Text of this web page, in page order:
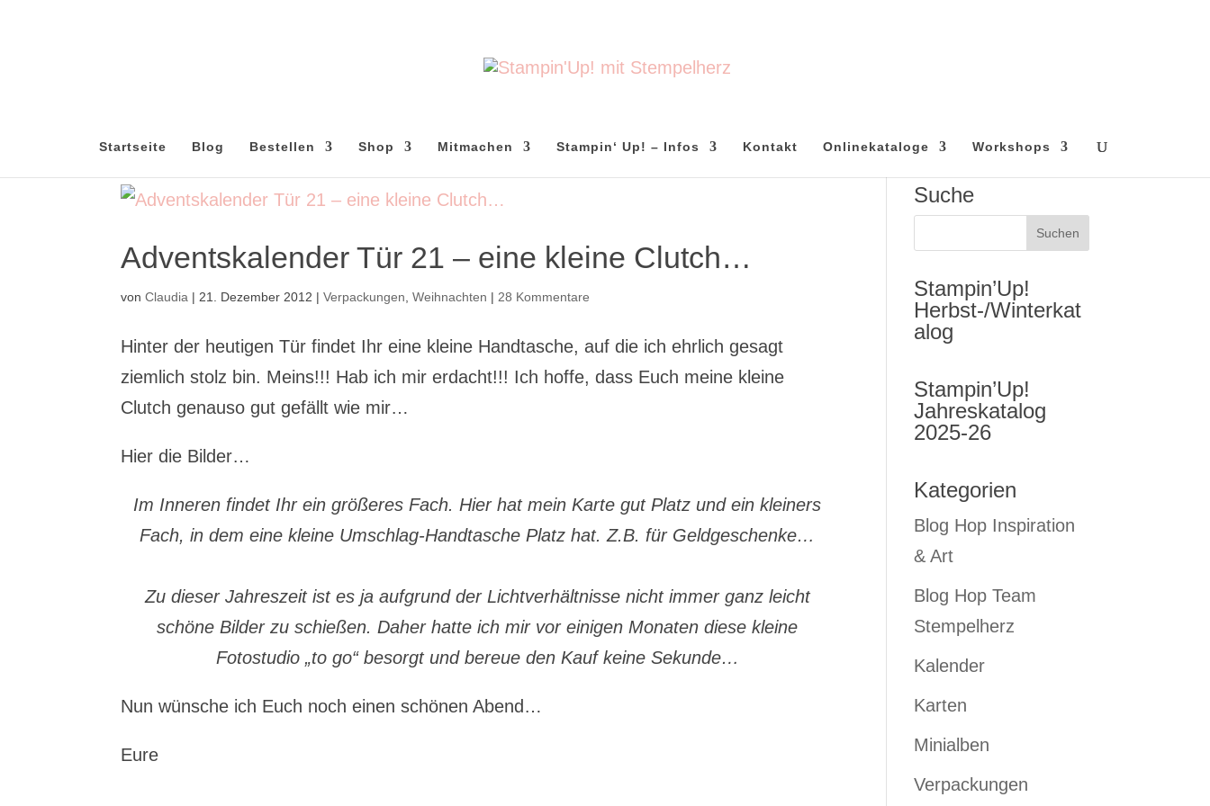
Startseite Blog Bestellen Shop Mitmachen Stampin‘ Up! – Infos Kontakt Onlinekataloge Workshops
Adventskalender Tür 21 – eine kleine Clutch…
vonClaudia | 21. Dezember 2012 |Verpackungen ,Weihnachten | 28 Kommentare
Hinter der heutigen Tür findet Ihr eine kleine Handtasche, auf die ich ehrlich gesagt
ziemlich stolz bin. Meins!!! Hab ich mir erdacht!!! Ich hoffe, dass Euch meine kleine
Clutch genauso gut gefällt wie mir…
Hier die Bilder…
Im Inneren findet Ihr ein größeres Fach. Hier hat mein Karte gut Platz und ein kleiners
Fach, in dem eine kleine Umschlag-Handtasche Platz hat. Z.B. für Geldgeschenke…
Zu dieser Jahreszeit ist es ja aufgrund der Lichtverhältnisse nicht immer ganz leicht
schöne Bilder zu schießen. Daher hatte ich mir vor einigen Monaten diese kleine
Fotostudio „to go“ besorgt und bereue den Kauf keine Sekunde…
Nun wünsche ich Euch noch einen schönen Abend…
Eure
Suche
Stampin’Up!
Herbst-/Winterkat
alog
Stampin’Up!
Jahreskatalog
2025-26
Kategorien
Blog Hop Inspiration
& Art
Blog Hop Team
Stempelherz
Kalender
Karten
Minialben
Verpackungen